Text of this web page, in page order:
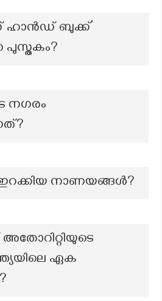
ഹാൻഡ് ബുക്ക്’
പുസ്തകം?
നഗരം
നാണയങ്ങൾ?
ഏക